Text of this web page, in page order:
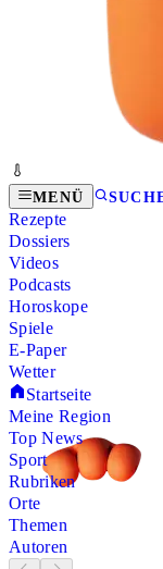
MENÜ
Rezepte
Dossiers
Videos
Podcasts
Horoskope
Spiele
E-Paper
Wetter
Startseite
Meine Region
Top News
Sport
Rubriken
Orte
Themen
Autoren